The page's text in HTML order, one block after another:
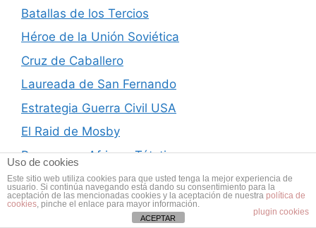
Batallas de los Tercios
Héroe de la Unión Soviética
Cruz de Caballero
Laureada de San Fernando
Estrategia Guerra Civil USA
El Raid de Mosby
Panzers en Africa – Tátcticas
El Bombardeo de Cassino
La Bolsa de Lille – 1940
Uso de cookies
Este sitio web utiliza cookies para que usted tenga la mejor experiencia de
usuario. Si continúa navegando está dando su consentimiento para la
aceptación de las mencionadas cookies y la aceptación de nuestra política de
cookies, pinche el enlace para mayor información.
plugin cookies
ACEPTAR